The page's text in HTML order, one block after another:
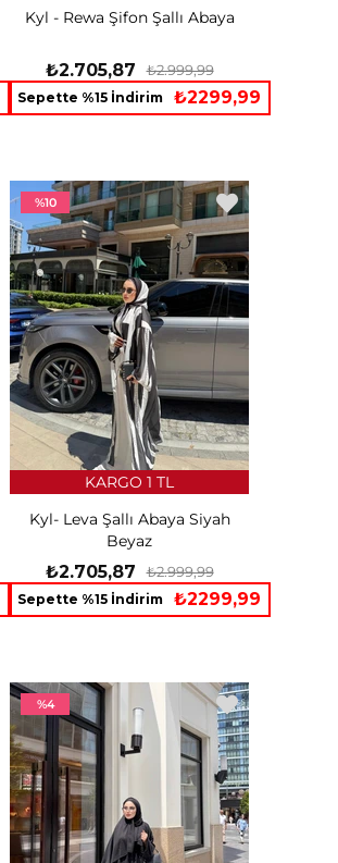
Kyl - Rewa Şifon Şallı Abaya
₺2.705,87 ₺2.999,99
Sepette %15 İndirim ₺2299,99
Kyl- Leva Şallı Abaya Siyah
Beyaz
₺2.705,87 ₺2.999,99
Sepette %15 İndirim ₺2299,99
KARGO 1 TL
%10
%4